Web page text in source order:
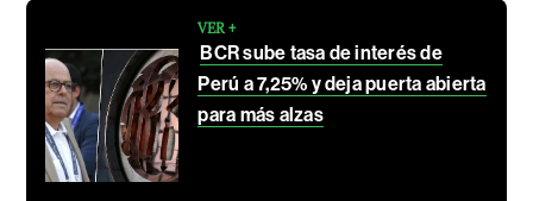
VER +
BCR sube tasa de interés de
Perú a 7,25% y deja puerta abierta
para más alzas